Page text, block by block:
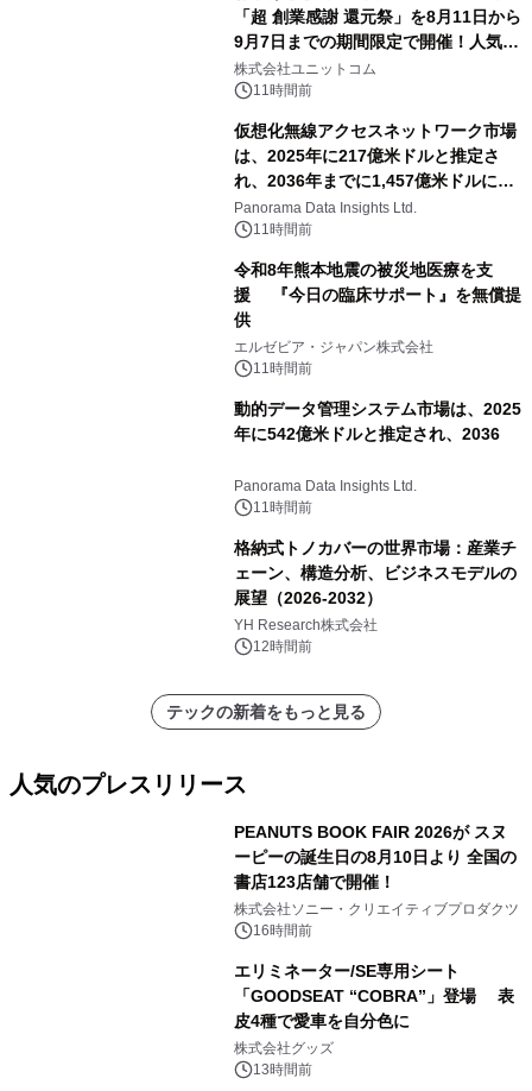
「超 創業感謝 還元祭」を8月11日から
9月7日までの期間限定で開催！人気の
ゲーミングPCや高性能ノートPCなど
対象iiyama PCのご購入で最大3万円分
株式会社ユニットコム
11時間前
仮想化無線アクセスネットワーク市場
は、2025年に217億米ドルと推定さ
れ、2036年までに1,457億米ドルに達
すると予測されており、予測期間
（2026年～2036年）
Panorama Data Insights Ltd.
11時間前
令和8年熊本地震の被災地医療を支
援 『今日の臨床サポート』を無償提
供
エルゼビア・ジャパン株式会社
11時間前
動的データ管理システム市場は、2025
年に542億米ドルと推定され、2036
Panorama Data Insights Ltd.
11時間前
格納式トノカバーの世界市場：産業チ
ェーン、構造分析、ビジネスモデルの
展望（2026-2032）
YH Research株式会社
12時間前
テックの新着をもっと見る
人気のプレスリリース
PEANUTS BOOK FAIR 2026が スヌ
ーピーの誕生日の8月10日より 全国の
書店123店舗で開催！
株式会社ソニー・クリエイティブプロダクツ
16時間前
エリミネーター/SE専用シート
「GOODSEAT “COBRA”」登場 表
皮4種で愛車を自分色に
株式会社グッズ
13時間前